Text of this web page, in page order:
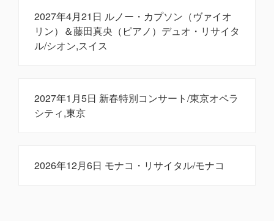
2027年4月21日 ルノー・カプソン（ヴァイオ
リン）＆藤田真央（ピアノ）デュオ・リサイタ
ル/シオン,スイス
2027年1月5日 新春特別コンサート/東京オペラ
シティ,東京
2026年12月6日 モナコ・リサイタル/モナコ